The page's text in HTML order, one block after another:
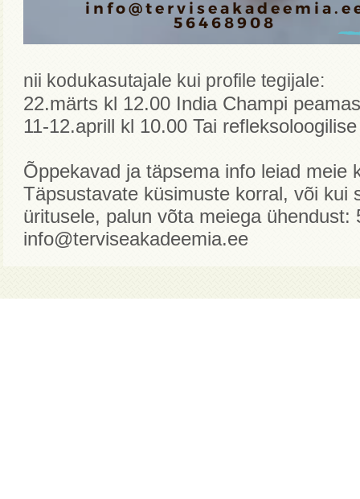
nii kodukasutajale kui profile tegijale:
22.märts kl 12.00 India Champi
11-12.aprill kl 10.00 Tai
Õppekavad ja täpsema info leiad meie
Täpsustavate küsimuste korral, või kui
üritusele, palun võta meiega ühendust:
info@terviseakadeemia.ee